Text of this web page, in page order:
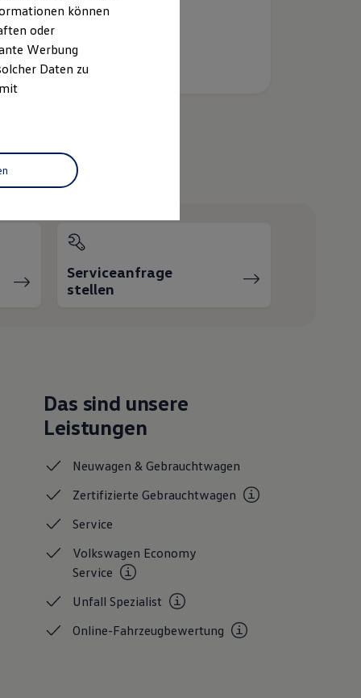
Serviceanfrage
stellen
Das sind unsere
Leistungen
Neuwagen &Gebrauchtwagen
ZertifizierteGebrauchtwagen
Service
Volkswagen Economy
Service
UnfallSpezialist
Online-Fahrzeugbewertung
können
oder
Werbung
Daten zu